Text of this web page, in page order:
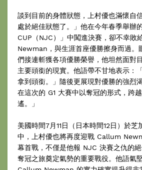
談到目前的身體狀態，上村優也滿懷自
處於絕佳狀態了。」他在今年春季舉辦
CUP（NJC）」中闖進決賽，卻不幸敗
Newman，與生涯首座優勝擦身而過。
們接連斬獲各項優勝榮譽，他坦然面對
主要頭銜的現實。他語帶不甘地表示：
拿到頭銜。」隨後更展現對優勝的強烈
在這次的 G1 大賽中以奪冠的形式，跨
遙。」
美國時間7月11日（日本時間12日）於芝
中，上村優也將再度迎戰 Callum
幕首戰，不僅是他報 NJC 決賽之仇的
奪冠之旅奠定氣勢的重要戰役。他語氣